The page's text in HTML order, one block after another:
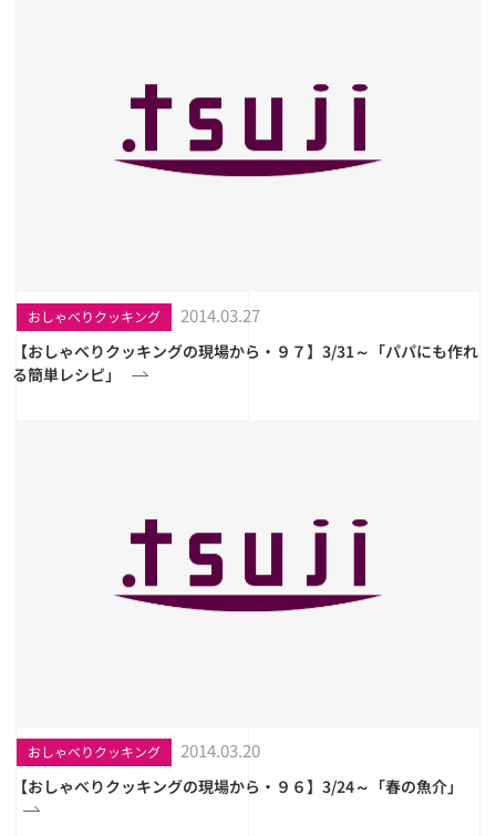
おしゃべりクッキング 2014.03.27
【おしゃべりクッキングの現場から・９７】3/31～「パパにも作れ
る簡単レシピ」
おしゃべりクッキング 2014.03.20
【おしゃべりクッキングの現場から・９６】3/24～「春の魚介」